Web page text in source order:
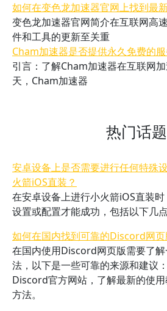
如何在变色龙加速器官网上找到最
变色龙加速器官网简介在互联网高
件和工具的更新至关重
Cham加速器是否提供永久免费的服
引言：了解Cham加速器在互联网
天，Cham加速器
热门话题
安卓设备上是否需要进行任何特殊
火箭iOS直装？
在安卓设备上进行小火箭iOS直装
设置或配置才能成功，包括以下几点
如何在国内找到可靠的Discord网页
在国内使用Discord网页版需要了
法，以下是一些可靠的来源和建议
Discord官方网站，了解最新的使
方法。